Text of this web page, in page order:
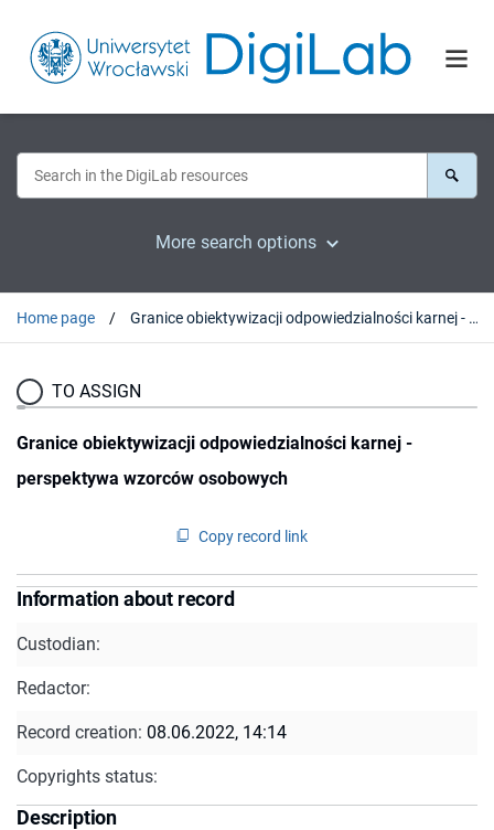
More search options
Home page Granice obiektywizacji odpowiedzialności karnej - perspektywa wzorców osobowych
TO ASSIGN
Granice obiektywizacji odpowiedzialności karnej -
perspektywa wzorców osobowych
Copy record link
Information about record
Custodian:
Redactor:
Record creation: 08.06.2022, 14:14
Copyrights status:
Description